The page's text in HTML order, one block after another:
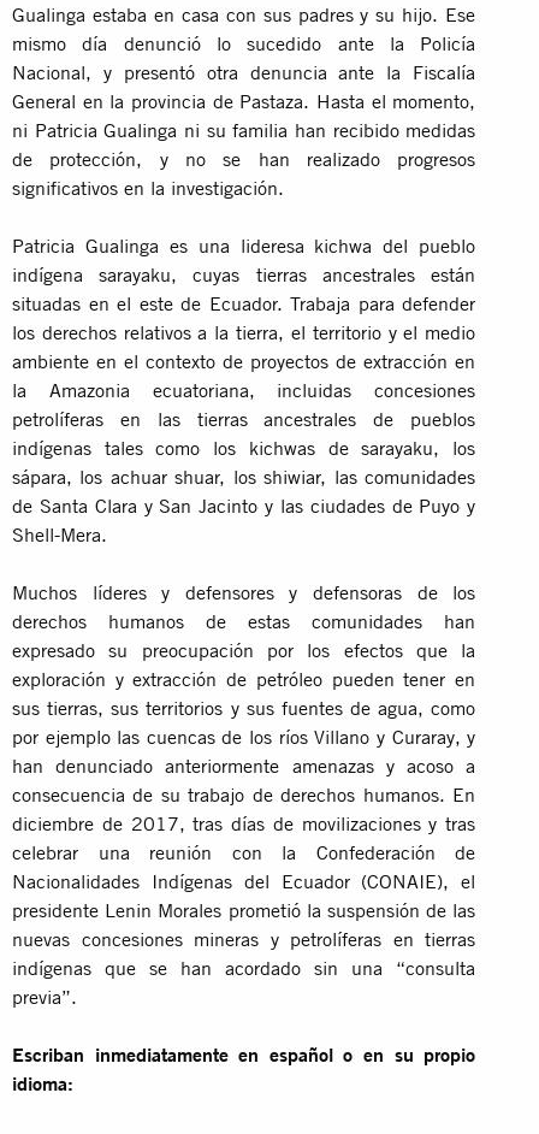
Gualinga estaba en casa con sus padres y su hijo. Ese
mismo día denunció lo sucedido ante la Policía
Nacional, y presentó otra denuncia ante la Fiscalía
General en la provincia de Pastaza. Hasta el momento,
ni Patricia Gualinga ni su familia han recibido medidas
de protección, y no se han realizado progresos
significativos en la investigación.
Patricia Gualinga es una lideresa kichwa del pueblo
indígena sarayaku, cuyas tierras ancestrales están
situadas en el este de Ecuador. Trabaja para defender
los derechos relativos a la tierra, el territorio y el medio
ambiente en el contexto de proyectos de extracción en
la Amazonia ecuatoriana, incluidas concesiones
petrolíferas en las tierras ancestrales de pueblos
indígenas tales como los kichwas de sarayaku, los
sápara, los achuar shuar, los shiwiar, las comunidades
de Santa Clara y San Jacinto y las ciudades de Puyo y
Shell-Mera.
Muchos líderes y defensores y defensoras de los
derechos humanos de estas comunidades han
expresado su preocupación por los efectos que la
exploración y extracción de petróleo pueden tener en
sus tierras, sus territorios y sus fuentes de agua, como
por ejemplo las cuencas de los ríos Villano y Curaray, y
han denunciado anteriormente amenazas y acoso a
consecuencia de su trabajo de derechos humanos. En
diciembre de 2017, tras días de movilizaciones y tras
celebrar una reunión con la Confederación de
Nacionalidades Indígenas del Ecuador (CONAIE), el
presidente Lenin Morales prometió la suspensión de las
nuevas concesiones mineras y petrolíferas en tierras
indígenas que se han acordado sin una “consulta
previa”.
Escriban inmediatamente en español o en su propio
idioma: